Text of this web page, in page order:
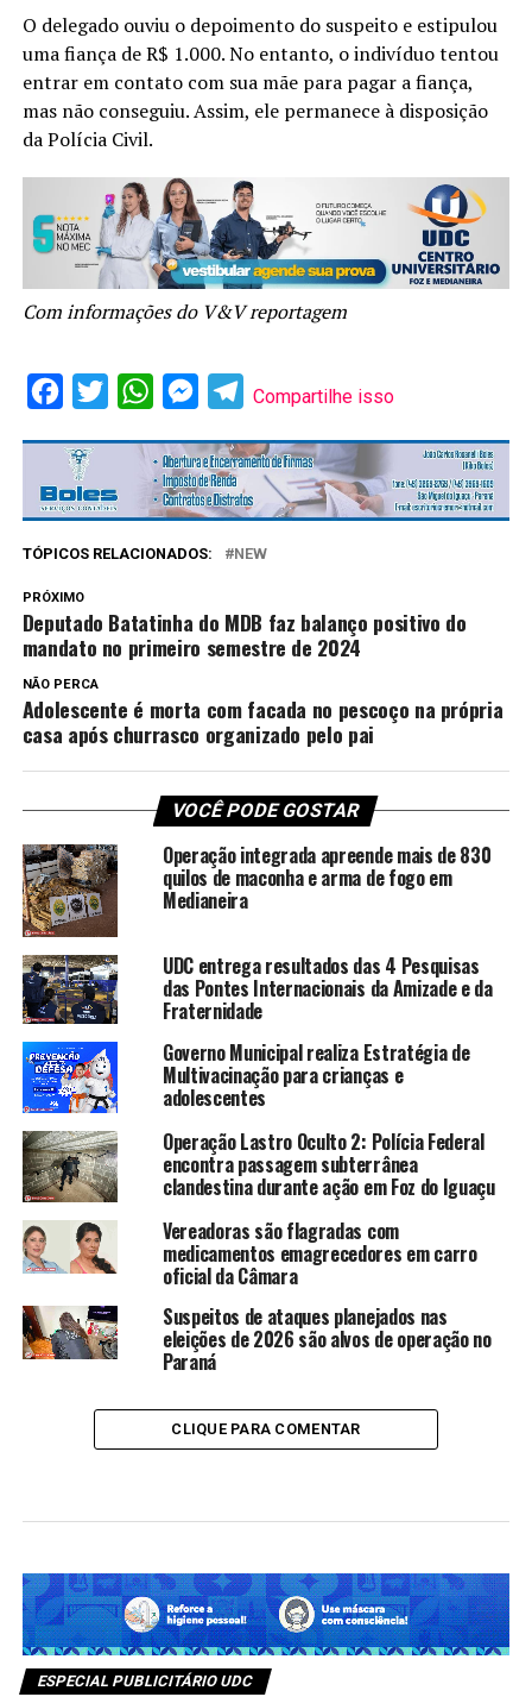
O delegado ouviu o depoimento do suspeito e estipulou
uma fiança de R$ 1.000. No entanto, o indivíduo tentou
entrar em contato com sua mãe para pagar a fiança,
mas não conseguiu. Assim, ele permanece à disposição
da Polícia Civil.
Com informações do V&V reportagem
Facebook
Twitter WhatsAppMessenger
Telegram
Compartilhe isso
TÓPICOS RELACIONADOS: NEW
PRÓXIMO
Deputado Batatinha do MDB faz balanço positivo do
mandato no primeiro semestre de 2024
NÃO PERCA
Adolescente é morta com facada no pescoço na própria
casa após churrasco organizado pelo pai
VOCÊ PODE GOSTAR
Operação integrada apreende mais de 830
quilos de maconha e arma de fogo em
Medianeira
UDC entrega resultados das 4 Pesquisas
das Pontes Internacionais da Amizade e da
Fraternidade
Governo Municipal realiza Estratégia de
Multivacinação para crianças e
adolescentes
Operação Lastro Oculto 2: Polícia Federal
encontra passagem subterrânea
clandestina durante ação em Foz do Iguaçu
Vereadoras são flagradas com
medicamentos emagrecedores em carro
oficial da Câmara
Suspeitos de ataques planejados nas
eleições de 2026 são alvos de operação no
Paraná
CLIQUE PARA COMENTAR
ESPECIAL PUBLICITÁRIO UDC